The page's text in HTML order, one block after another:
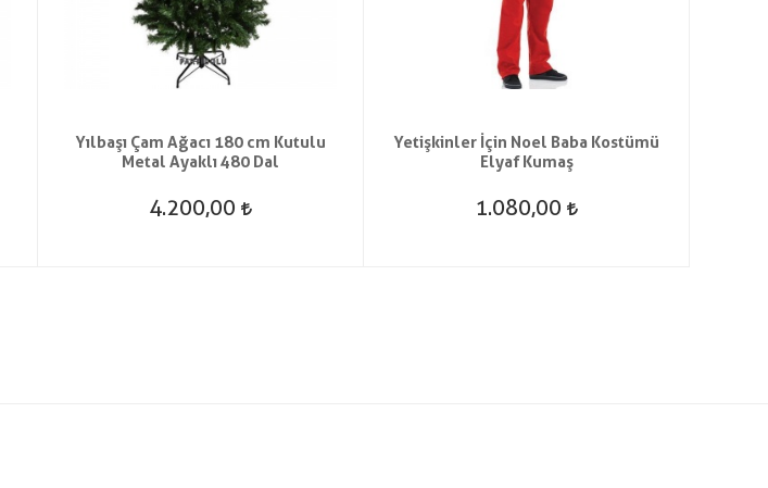
Yılbaşı Çam Ağacı 180 cm Kutulu
Metal Ayaklı 480 Dal
4.200,00
Yetişkinler İçin Noel Baba Kostümü
Elyaf Kumaş
1.080,00